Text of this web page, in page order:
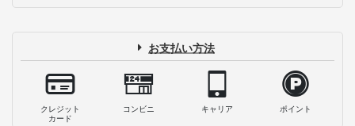
お支払い方法
クレジット
カード
コンビニ キャリア ポイント